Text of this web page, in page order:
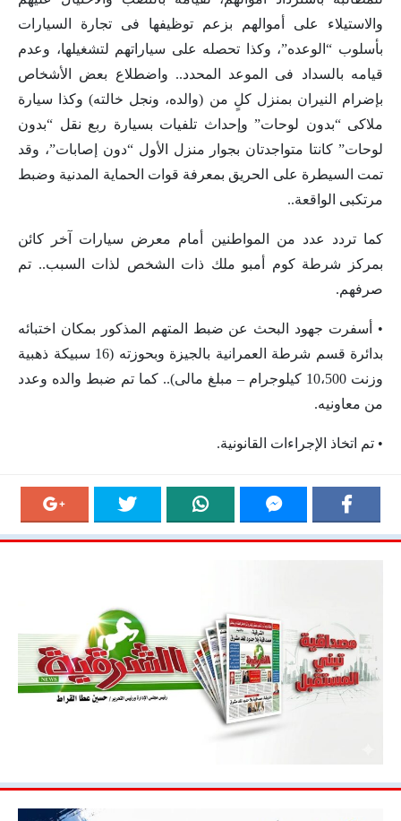
والاستيلاء على أموالهم بزعم توظيفها فى تجارة السيارات
بأسلوب “الوعده”، وكذا تحصله على سياراتهم لتشغيلها، وعدم
قيامه بالسداد فى الموعد المحدد.. واضطلاع بعض الأشخاص
بإضرام النيران بمنزل كلٍ من (والده، ونجل خالته) وكذا سيارة
ملاكى “بدون لوحات” وإحداث تلفيات بسيارة ربع نقل “بدون
لوحات” كانتا متواجدتان بجوار منزل الأول “دون إصابات”، وقد
تمت السيطرة على الحريق بمعرفة قوات الحماية المدنية وضبط
مرتكبى الواقعة..
كما تردد عدد من المواطنين أمام معرض سيارات آخر كائن
بمركز شرطة كوم أمبو ملك ذات الشخص لذات السبب.. تم
صرفهم.
• أسفرت جهود البحث عن ضبط المتهم المذكور بمكان اختبائه
بدائرة قسم شرطة العمرانية بالجيزة وبحوزته (16 سبيكة ذهبية
وزنت 10،500 كيلوجرام – مبلغ مالى).. كما تم ضبط والده وعدد
من معاونيه.
• تم اتخاذ الإجراءات القانونية.